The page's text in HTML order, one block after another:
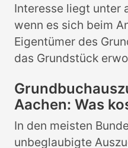
Interesse liegt unter
wenn es sich beim
Eigentümer des
das Grundstück
Aachen: Was
In den meisten
unbeglaubigte